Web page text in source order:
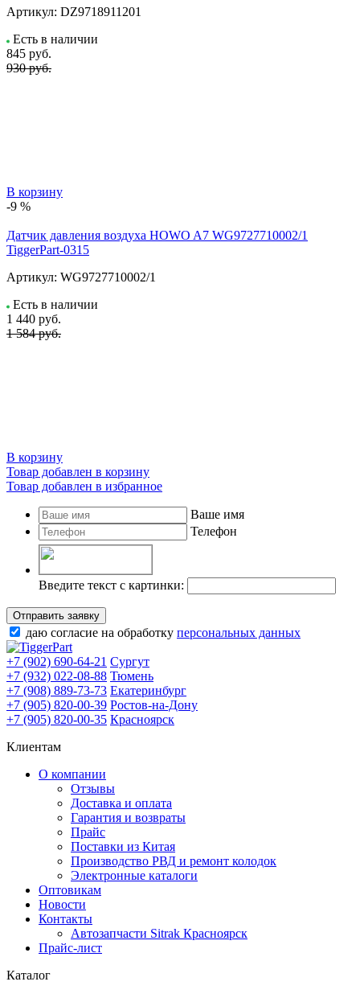
Артикул: DZ9718911201
Есть в наличии
845 руб.
930 руб.
В корзину
-9 %
Датчик давления воздуха HOWO A7 WG9727710002/1
TiggerPart-0315
Артикул: WG9727710002/1
Есть в наличии
1 440 руб.
1 584 руб.
В корзину
Товар добавлен в корзину
Товар добавлен в избранное
Ваше имя
Телефон
Введите текст с картинки:
Отправить заявку
даю согласие на обработку персональных данных
+7 (902) 690-64-21 Сургут
+7 (932) 022-08-88 Тюмень
+7 (908) 889-73-73 Екатеринбург
+7 (905) 820-00-39 Ростов-на-Дону
+7 (905) 820-00-35 Красноярск
Клиентам
О компании
Отзывы
Доставка и оплата
Гарантия и возвраты
Прайс
Поставки из Китая
Производство РВД и ремонт колодок
Электронные каталоги
Оптовикам
Новости
Контакты
Автозапчасти Sitrak Красноярск
Прайс-лист
Каталог